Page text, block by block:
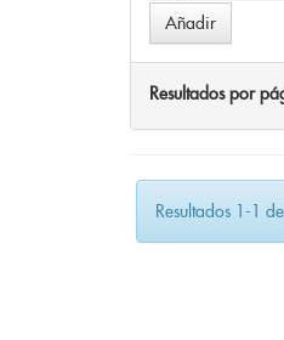
Resultados por
Resultados 1-1